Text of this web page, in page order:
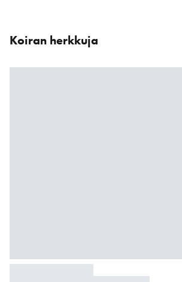
Koiran herkkuja
karuselli
: Tuotteet